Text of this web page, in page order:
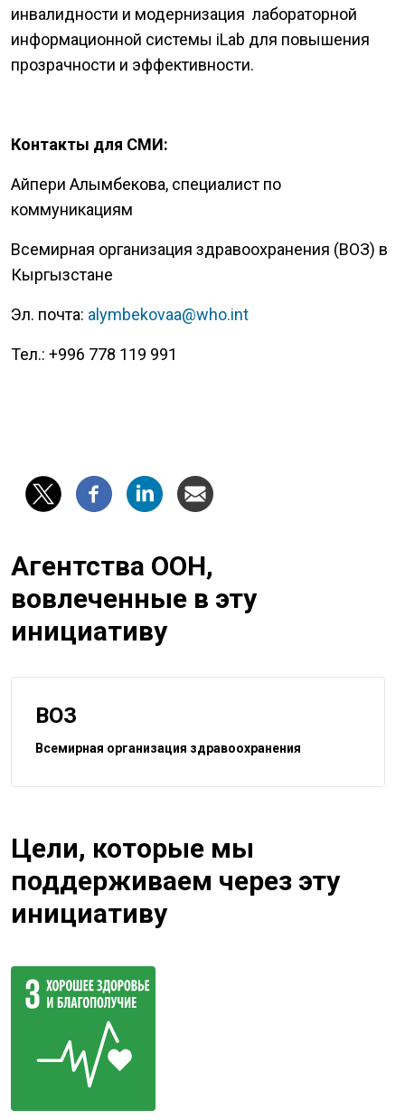
инвалидности и модернизация лабораторной
информационной системы iLab для повышения
прозрачности и эффективности.
Контакты для СМИ:
Айпери Алымбекова, специалист по
коммуникациям
Всемирная организация здравоохранения (ВОЗ) в
Кыргызстане
Эл. почта: alymbekovaa@who.int
Тел.: +996 778 119 991
Агентства ООН,
вовлеченные в эту
инициативу
ВОЗ
Всемирная организация здравоохранения
Цели, которые мы
поддерживаем через эту
инициативу